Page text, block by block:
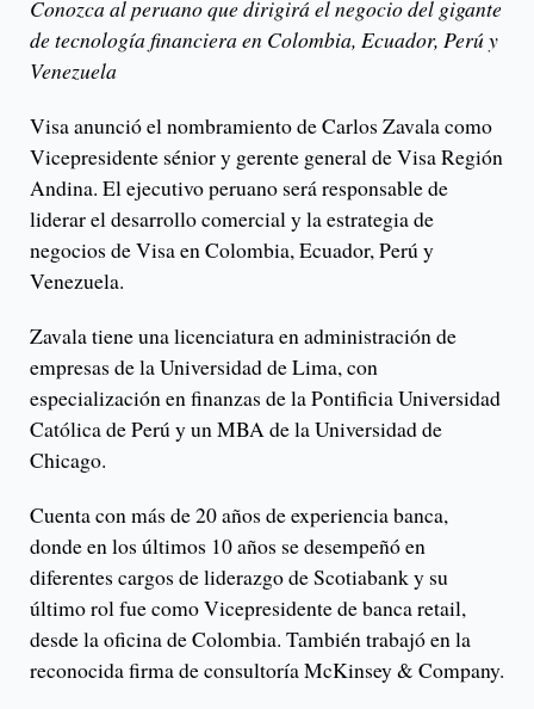
Conozca al peruano que dirigirá el negocio del gigante
de tecnología financiera en Colombia, Ecuador, Perú y
Venezuela
Visa anunció el nombramiento de Carlos Zavala como
Vicepresidente sénior y gerente general de Visa Región
Andina. El ejecutivo peruano será responsable de
liderar el desarrollo comercial y la estrategia de
negocios de Visa en Colombia, Ecuador, Perú y
Venezuela.
Zavala tiene una licenciatura en administración de
empresas de la Universidad de Lima, con
especialización en finanzas de la Pontificia Universidad
Católica de Perú y un MBA de la Universidad de
Chicago.
Cuenta con más de 20 años de experiencia banca,
donde en los últimos 10 años se desempeñó en
diferentes cargos de liderazgo de Scotiabank y su
último rol fue como Vicepresidente de banca retail,
desde la oficina de Colombia. También trabajó en la
reconocida firma de consultoría McKinsey & Company.